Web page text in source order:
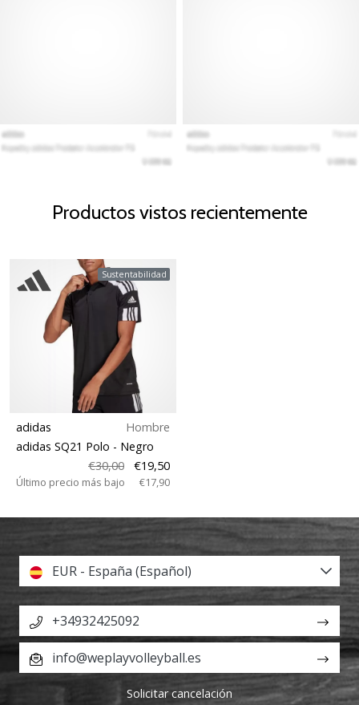
Productos vistos recientemente
Sustentabilidad
adidas
Hombre
adidas SQ21 Polo - Negro
€30,00
€19,50
Último precio más bajo €17,90
EUR - España (Español)
+34932425092
info@weplayvolleyball.es
Solicitar cancelación